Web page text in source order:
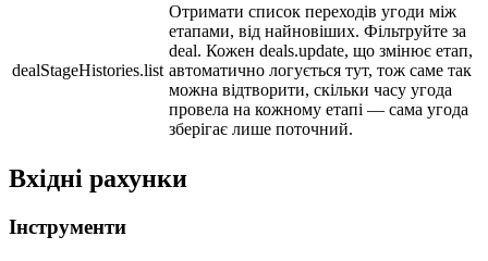
dealStageHistories.list
Отримати список переходів угоди між
етапами, від найновіших. Фільтруйте за
deal. Кожен deals.update, що змінює етап,
автоматично логується тут, тож саме так
можна відтворити, скільки часу угода
провела на кожному етапі — сама угода
зберігає лише поточний.
Вхідні рахунки
Інструменти